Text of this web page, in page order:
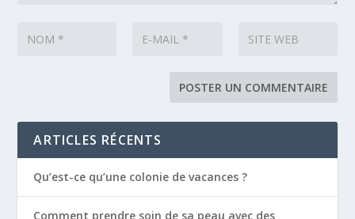
ARTICLES RÉCENTS
Qu’est-ce qu’une colonie de vacances ?
Comment prendre soin de sa peau avec des